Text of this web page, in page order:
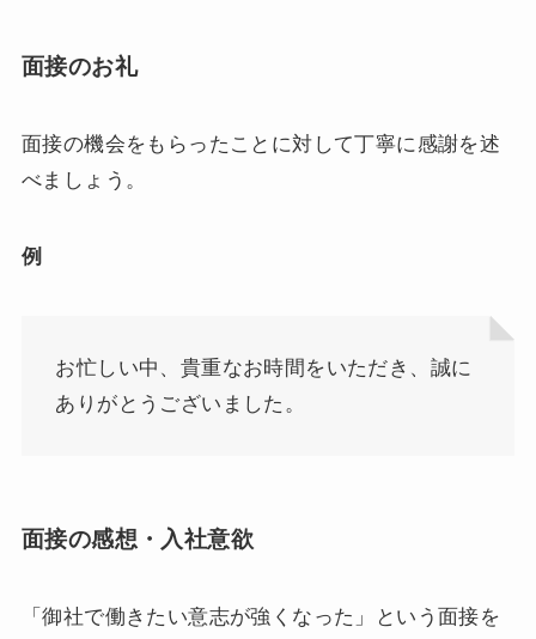
面接のお礼
面接の機会をもらったことに対して丁寧に感謝を述
べましょう。
例
お忙しい中、貴重なお時間をいただき、誠に
ありがとうございました。
面接の感想・入社意欲
「御社で働きたい意志が強くなった」という面接を